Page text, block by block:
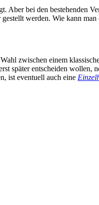
bei den bestehenden
werden. Wie kann man
zwischen einem
später entscheiden wollen,
ist eventuell auch eine